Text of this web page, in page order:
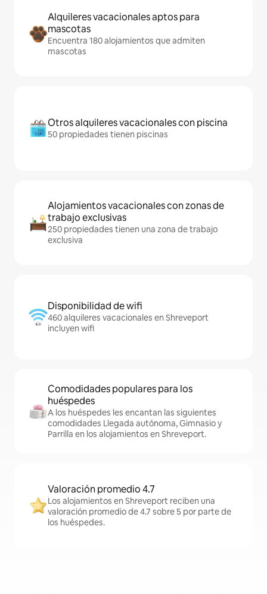
Alquileres vacacionales aptos para
mascotas
Encuentra 180 alojamientos que admiten
mascotas
Otros alquileres vacacionales con piscina
50 propiedades tienen piscinas
Alojamientos vacacionales con zonas de
trabajo exclusivas
250 propiedades tienen una zona de trabajo
exclusiva
Disponibilidad de wifi
460 alquileres vacacionales en Shreveport
incluyen wifi
Comodidades populares para los
huéspedes
A los huéspedes les encantan las siguientes
comodidades Llegada autónoma, Gimnasio y
Parrilla en los alojamientos en Shreveport.
Valoración promedio 4.7
Los alojamientos en Shreveport reciben una
valoración promedio de 4.7 sobre 5 por parte de
los huéspedes.